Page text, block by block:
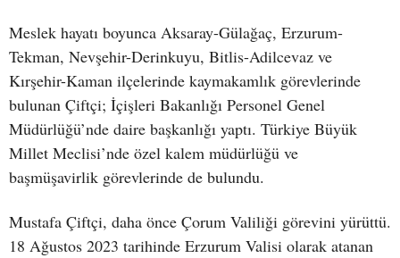
Meslek hayatı boyunca Aksaray-Gülağaç, Erzurum-
Tekman, Nevşehir-Derinkuyu, Bitlis-Adilcevaz ve
Kırşehir-Kaman ilçelerinde kaymakamlık görevlerinde
bulunan Çiftçi; İçişleri Bakanlığı Personel Genel
Müdürlüğü’nde daire başkanlığı yaptı. Türkiye Büyük
Millet Meclisi’nde özel kalem müdürlüğü ve
başmüşavirlik görevlerinde de bulundu.
Mustafa Çiftçi, daha önce Çorum Valiliği görevini yürüttü.
18 Ağustos 2023 tarihinde Erzurum Valisi olarak atanan